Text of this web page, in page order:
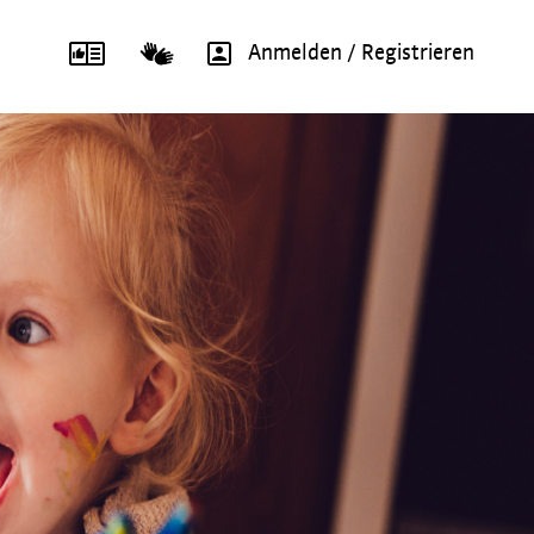
Anmelden / Registrieren